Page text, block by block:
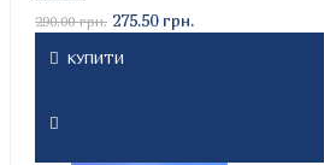
290.00 грн. 275.50 грн.
КУПИТИ